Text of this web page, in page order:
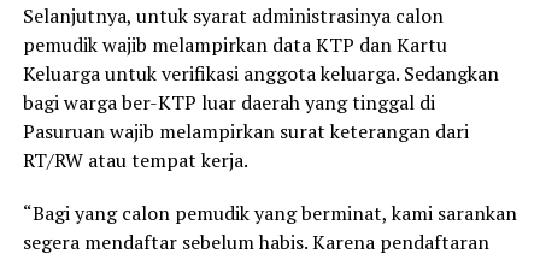
Selanjutnya, untuk syarat administrasinya calon
pemudik wajib melampirkan data KTP dan Kartu
Keluarga untuk verifikasi anggota keluarga. Sedangkan
bagi warga ber-KTP luar daerah yang tinggal di
Pasuruan wajib melampirkan surat keterangan dari
RT/RW atau tempat kerja.
“Bagi yang calon pemudik yang berminat, kami sarankan
segera mendaftar sebelum habis. Karena pendaftaran